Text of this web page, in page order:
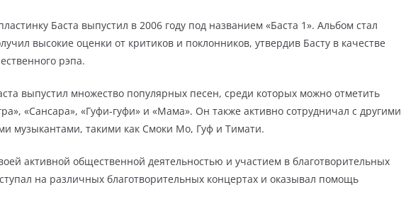
Баста выпустил в 2006 году под названием «Баста 1». Альбом стал
высокие оценки от критиков и поклонников, утвердив Басту в качестве
рэпа.
выпустил множество популярных песен, среди которых можно отметить
«Сансара», «Гуфи-гуфи» и «Мама». Он также активно сотрудничал с другими
музыкантами, такими как Смоки Мо, Гуф и Тимати.
активной общественной деятельностью и участием в благотворительных
на различных благотворительных концертах и оказывал помощь